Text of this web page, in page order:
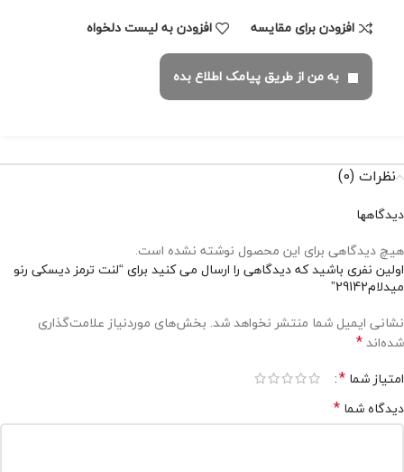
افزودن برای مقایسه
افزودن به لیست دلخواه
به من از طریق پیامک اطلاع بده
نظرات (0)
دیدگاهها
هیچ دیدگاهی برای این محصول نوشته نشده است.
اولین نفری باشید که دیدگاهی را ارسال می کنید برای “لنت ترمز دیسکی رنو
میدلام29142”
نشانی ایمیل شما منتشر نخواهد شد. بخش‌های موردنیاز علامت‌گذاری
شده‌اند*
امتیاز شما *
دیدگاه شما *